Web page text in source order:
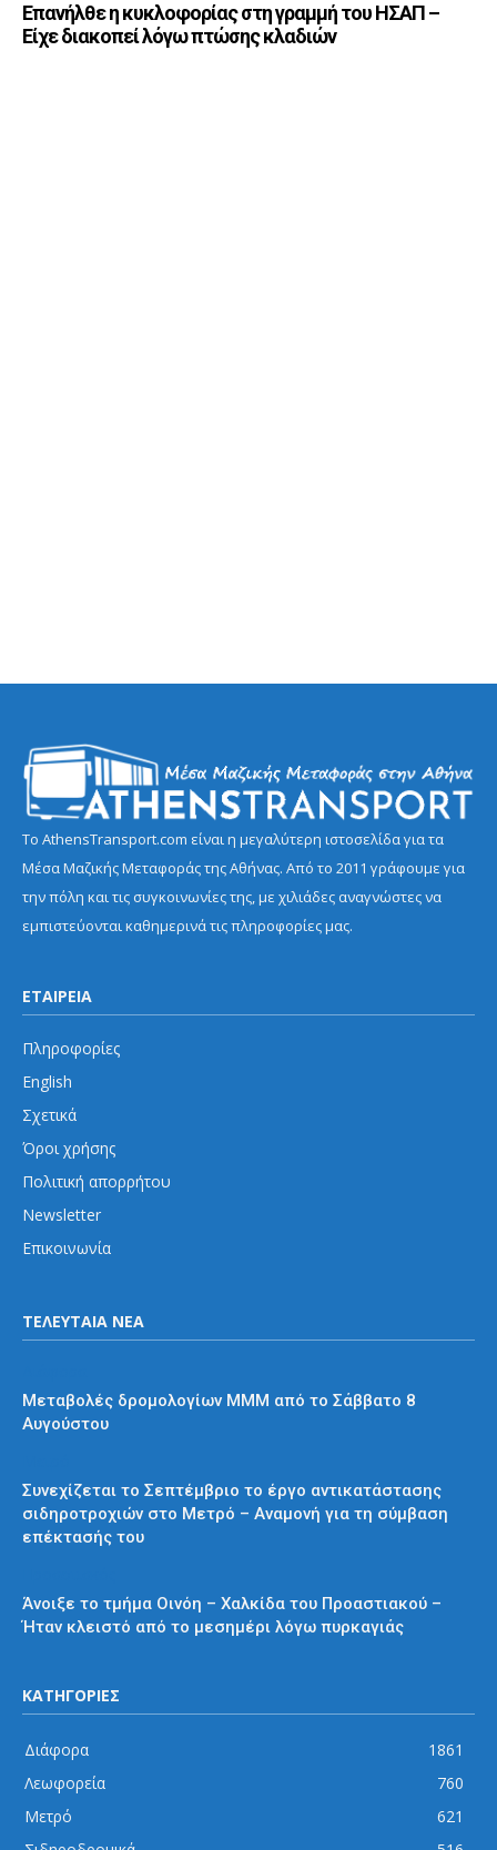
Επανήλθε η κυκλοφορίας στη γραμμή του ΗΣΑΠ –
Είχε διακοπεί λόγω πτώσης κλαδιών
Το AthensTransport.com είναι η μεγαλύτερη ιστοσελίδα για τα
Μέσα Μαζικής Μεταφοράς της Αθήνας. Από το 2011 γράφουμε για
την πόλη και τις συγκοινωνίες της, με χιλιάδες αναγνώστες να
εμπιστεύονται καθημερινά τις πληροφορίες μας.
ΕΤΑΙΡΕΙΑ
Πληροφορίες
English
Σχετικά
Όροι χρήσης
Πολιτική απορρήτου
Newsletter
Επικοινωνία
ΤΕΛΕΥΤΑΙΑ ΝΕΑ
Μεταβολές δρομολογίων ΜΜΜ από το Σάββατο 8
Αυγούστου
Συνεχίζεται το Σεπτέμβριο το έργο αντικατάστασης
σιδηροτροχιών στο Μετρό – Αναμονή για τη σύμβαση
επέκτασής του
Άνοιξε το τμήμα Οινόη – Χαλκίδα του Προαστιακού –
Ήταν κλειστό από το μεσημέρι λόγω πυρκαγιάς
ΚΑΤΗΓΟΡΙΕΣ
Διάφορα
1861
Λεωφορεία
760
Μετρό
621